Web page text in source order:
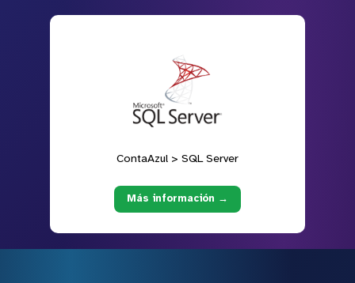
ContaAzul > SQL Server
Más información →